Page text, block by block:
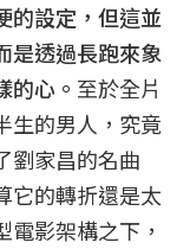
的設定，但這並
是透過長跑來象
的心。 至於全片
生的男人，究竟
劉家昌的名曲
它的轉折還是太
影架構之下，